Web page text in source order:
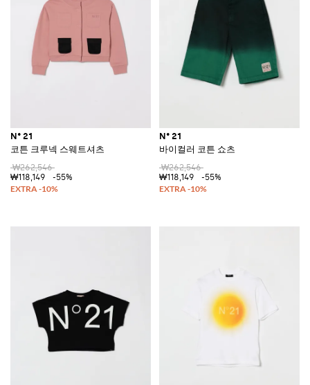
N° 21
코튼 크루넥 스웨트셔츠
₩262,546
₩118,149
-55%
N° 21
바이컬러 코튼 쇼츠
₩262,546
₩118,149
-55%